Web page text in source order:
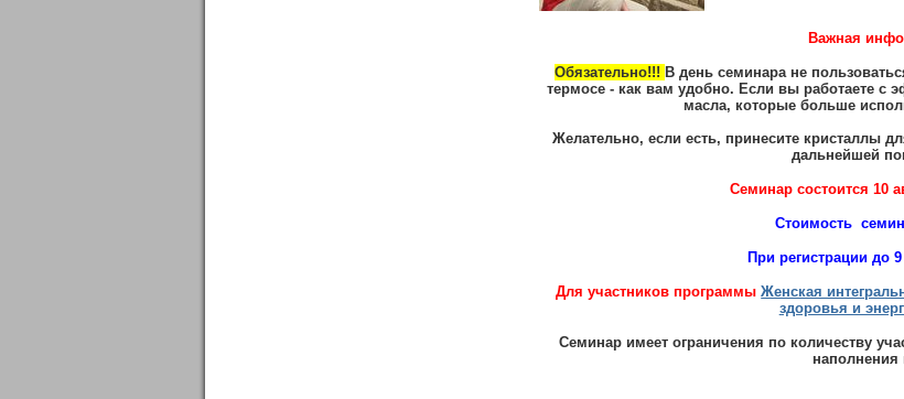
Важная
Обязательно!!! В день семинара не
термосе - как вам удобно. Если вы работаете с
масла, которые больше
Желательно, если есть, принесите кристаллы
дальнейшей
Семинар состоится 10
Стоимость
При регистрации до 9
Для участников программыЖенская
здоровья и
Семинар имеет ограничения по количеству
наполнения